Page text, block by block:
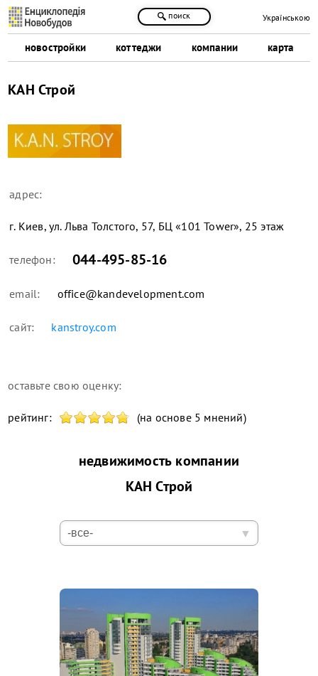
новостройки коттеджи компании карта
поиск Українською
КАН Строй
адрес:
г. Киев, ул. Льва Толстого, 57, БЦ «101 Tower», 25 этаж
телефон: 044-495-85-16
email: office@kandevelopment.com
сайт: kanstroy.com
оставьте свою оценку:
рейтинг: (на основе 5 мнений)
недвижимость компании
КАН Строй